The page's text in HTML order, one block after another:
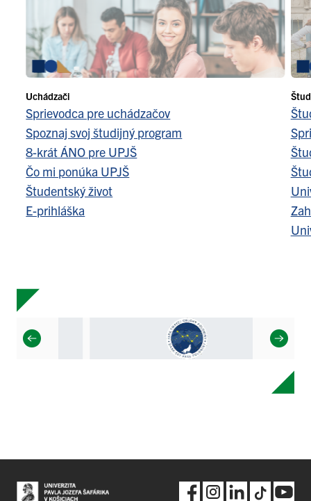
Uchádzači
Sprievodca pre uchádzačov
Spoznaj svoj študijný program
8-krát ÁNO pre UPJŠ
Čo mi ponúka UPJŠ
Študentský život
E-prihláška